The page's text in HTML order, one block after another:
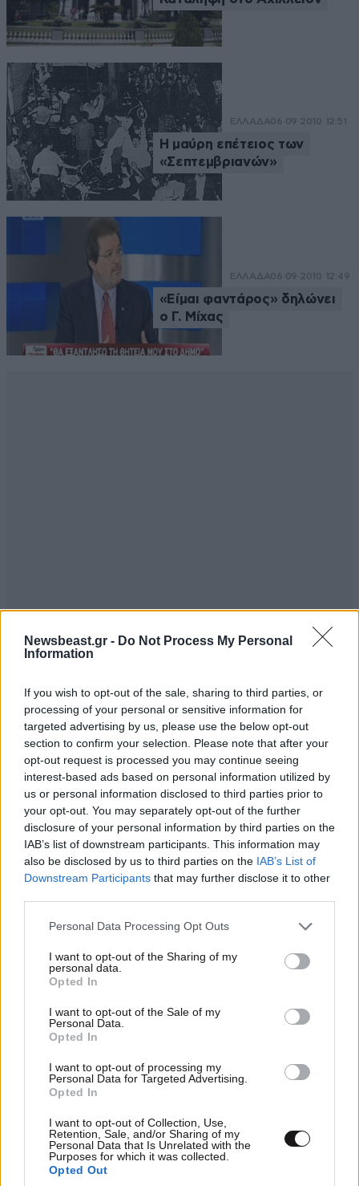
Newsbeast.gr - Do Not Process My Personal
Information
If you wish to opt-out of the sale, sharing to third parties, or
processing of your personal or sensitive information for
targeted advertising by us, please use the below opt-out
section to confirm your selection. Please note that after your
opt-out request is processed you may continue seeing
interest-based ads based on personal information utilized by
us or personal information disclosed to third parties prior to
your opt-out. You may separately opt-out of the further
disclosure of your personal information by third parties on the
IAB’s list of downstream participants. This information may
also be disclosed by us to third parties on the IAB’s List of
Downstream Participants that may further disclose it to other
Please note that this website/app uses one or more Google
not limited to your visit or usage behaviour. You may click to
grant or deny consent to Google and its third-party tags to
use your data for below specified purposes in below Google
consent section.
Personal Data Processing Opt Outs
I want to opt-out of the Sharing of my
personal data.
Opted In
I want to opt-out of the Sale of my
Personal Data.
Opted In
I want to opt-out of processing my
Personal Data for Targeted Advertising.
Opted In
I want to opt-out of Collection, Use,
Retention, Sale, and/or Sharing of my
Personal Data that Is Unrelated with the
Purposes for which it was collected.
Opted Out
ΕΛΛΑΔΑ06·09·2010 12:51
Η μαύρη επέτειος των
«Σεπτεμβριανών»
ΕΛΛΑΔΑ06·09·2010 12:49
«Είμαι φαντάρος» δηλώνει
ο Γ. Μίχας
06·09·2010 12:41
Πρεσβεία